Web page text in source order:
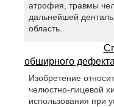
атрофия, травмы
дальнейшей
область.
обширного
Изобретение
челюстно-лицевой
использования при